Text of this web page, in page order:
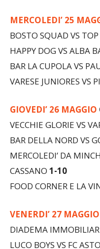
BOSTO SQUAD VS
HAPPY DOG VS ALBA
BAR LA CUPOLA VS
VARESE JUNIORES VS
VECCHIE GLORIE VS
BAR DELLA NORD VS
MERCOLEDI’ DA
CASSANO1-10
FOOD CORNER E LA
DIADEMA
LUCO BOYS VS FC
BALTHAZAR EPI E